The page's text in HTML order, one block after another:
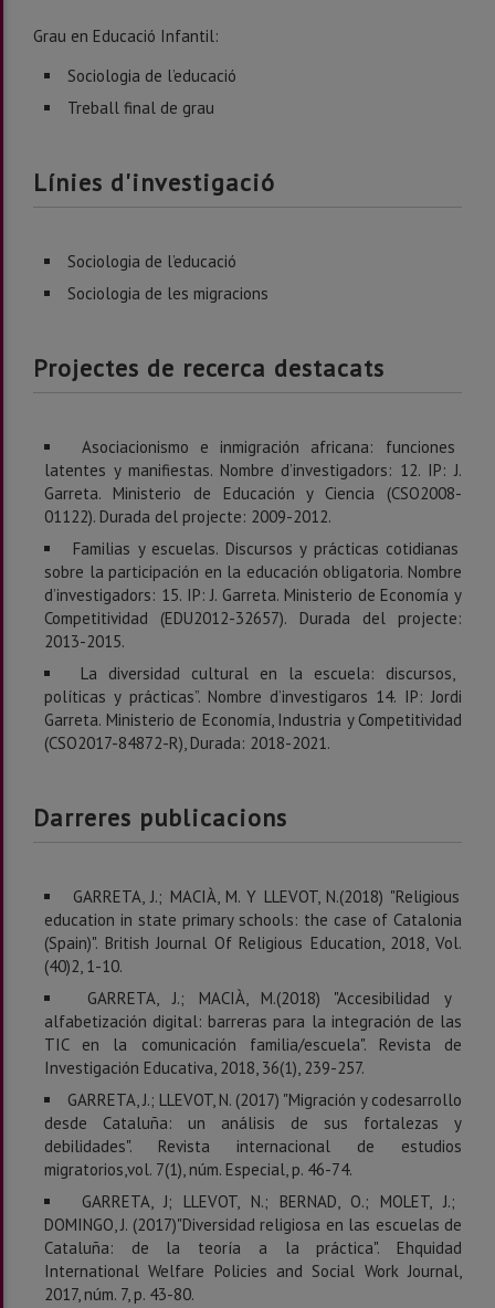
Grau en Educació Infantil:
Sociologia de l’educació
Treball final de grau
Línies d'investigació
Sociologia de l’educació
Sociologia de les migracions
Projectes de recerca destacats
Asociacionismo e inmigración africana: funciones
latentes y manifiestas. Nombre d’investigadors: 12. IP: J.
Garreta. Ministerio de Educación y Ciencia (CSO2008-
01122). Durada del projecte: 2009-2012.
Familias y escuelas. Discursos y prácticas cotidianas
sobre la participación en la educación obligatoria. Nombre
d’investigadors: 15. IP: J. Garreta. Ministerio de Economía y
Competitividad (EDU2012-32657). Durada del projecte:
2013-2015.
La diversidad cultural en la escuela: discursos,
políticas y prácticas”. Nombre d’investigaros 14. IP: Jordi
Garreta. Ministerio de Economía, Industria y Competitividad
(CSO2017-84872-R), Durada: 2018-2021.
Darreres publicacions
GARRETA, J.; MACIÀ, M. Y LLEVOT, N.(2018) "Religious
education in state primary schools: the case of Catalonia
(Spain)". British Journal Of Religious Education, 2018, Vol.
(40)2, 1-10.
GARRETA, J.; MACIÀ, M.(2018) "Accesibilidad y
alfabetización digital: barreras para la integración de las
TIC en la comunicación familia/escuela". Revista de
Investigación Educativa, 2018, 36(1), 239-257.
GARRETA, J.; LLEVOT, N. (2017) "Migración y codesarrollo
desde Cataluña: un análisis de sus fortalezas y
debilidades". Revista internacional de estudios
migratorios,vol. 7(1), núm. Especial, p. 46-74.
GARRETA, J; LLEVOT, N.; BERNAD, O.; MOLET, J.;
DOMINGO, J. (2017)"Diversidad religiosa en las escuelas de
Cataluña: de la teoría a la práctica". Ehquidad
International Welfare Policies and Social Work Journal,
2017, núm. 7, p. 43-80.